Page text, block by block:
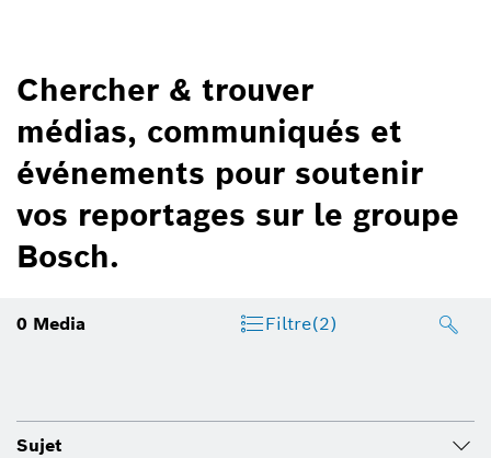
Chercher & trouver
médias, communiqués et
événements pour soutenir
vos reportages sur le groupe
Bosch.
0 Media Filtre(2)
Sujet